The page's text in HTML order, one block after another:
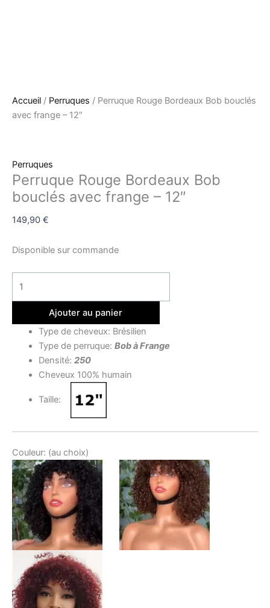
Accueil / Perruques / Perruque Rouge Bordeaux Bob bouclés
avec frange – 12″
Perruques
Perruque Rouge Bordeaux Bob
bouclés avec frange – 12″
149,90 €
Disponible sur commande
Ajouter au panier
Type de cheveux: Brésilien
Type de perruque: Bob à Frange
Densité: 250
Cheveux 100% humain
Taille:
Couleur: (au choix)